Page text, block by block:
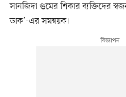
সানজিদা গুমের শিকার ব্যক্তিদের
ডাক’-এর সমন্বয়ক।